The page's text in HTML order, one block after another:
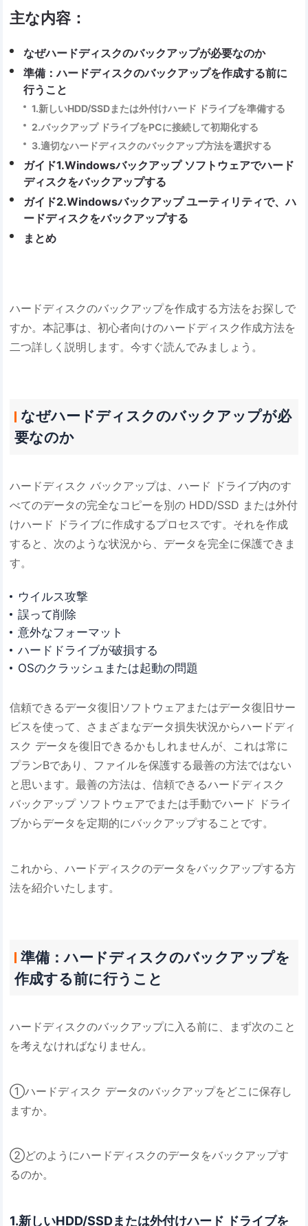
主な内容：
なぜハードディスクのバックアップが必要なのか
準備：ハードディスクのバックアップを作成する前に
行うこと
1.新しいHDD/SSDまたは外付けハード ドライブを準備する
2.バックアップ ドライブをPCに接続して初期化する
3.適切なハードディスクのバックアップ方法を選択する
ガイド1.Windowsバックアップ ソフトウェアでハード
ディスクをバックアップする
ガイド2.Windowsバックアップ ユーティリティで、ハ
ードディスクをバックアップする
まとめ
ハードディスクのバックアップを作成する方法をお探しで
すか。本記事は、初心者向けのハードディスク作成方法を
二つ詳しく説明します。今すぐ読んでみましょう。
なぜハードディスクのバックアップが必
要なのか
ハードディスク バックアップは、ハード ドライブ内のす
べてのデータの完全なコピーを別の HDD/SSD または外付
けハード ドライブに作成するプロセスです。それを作成
すると、次のような状況から、データを完全に保護できま
す。
ウイルス攻撃
誤って削除
意外なフォーマット
ハードドライブが破損する
OSのクラッシュまたは起動の問題
信頼できるデータ復旧ソフトウェアまたはデータ復旧サー
ビスを使って、さまざまなデータ損失状況からハードディ
スク データを復旧できるかもしれませんが、これは常に
プランBであり、ファイルを保護する最善の方法ではない
と思います。最善の方法は、信頼できるハードディスク
バックアップ ソフトウェアでまたは手動でハード ドライ
ブからデータを定期的にバックアップすることです。
これから、ハードディスクのデータをバックアップする方
法を紹介いたします。
準備：ハードディスクのバックアップを
作成する前に行うこと
ハードディスクのバックアップに入る前に、まず次のこと
を考えなければなりません。
①ハードディスク データのバックアップをどこに保存し
ますか。
②どのようにハードディスクのデータをバックアップす
るのか。
1.新しいHDD/SSDまたは外付けハード ドライブを